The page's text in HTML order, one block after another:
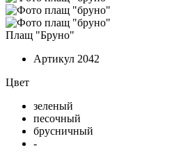
Плащ "Бруно"
Артикул 2042
Цвет
зеленый
песочный
брусничный
-